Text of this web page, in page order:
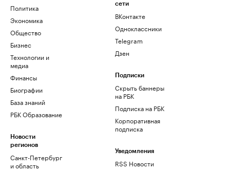
Политика
Экономика
Общество
Бизнес
Технологии и
медиа
Финансы
Биографии
База знаний
РБК Образование
Новости
регионов
Санкт-Петербург
и область
сети
ВКонтакте
Одноклассники
Telegram
Дзен
Подписки
Скрыть баннеры
на РБК
Подписка на РБК
Корпоративная
подписка
Уведомления
RSS Новости